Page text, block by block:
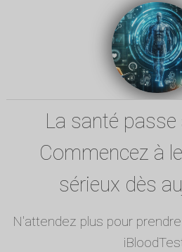
La santé
Commencez à
sérieux dès
N'attendez plus pour